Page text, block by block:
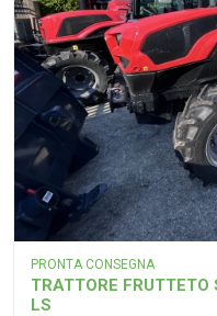
PRONTA CONSEGNA
TRATTORE
LS